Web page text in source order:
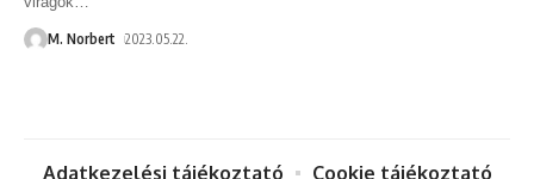
M. Norbert 2023.05.22.
Adatkezelési tájékoztató
Cookie tájékoztató